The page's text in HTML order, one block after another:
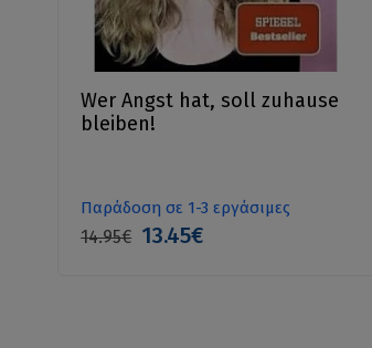
Wer Angst hat, soll zuhause
bleiben!
Παράδοση σε 1-3 εργάσιμες
14.95€ 13.45€